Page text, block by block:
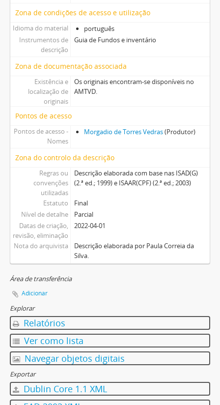
Zona de condições de acesso e utilização
Idioma do material
português
Instrumentos de
descrição
Guia de Fundos e inventário
Zona de documentação associada
Existência e
localização de
originais
Os originais encontram-se disponíveis no
AMTVD.
Pontos de acesso
Pontos de acesso -
Nomes
Morgadio de Torres Vedras(Produtor)
Zona do controlo da descrição
Regras ou
convenções
utilizadas
Descrição elaborada com base nas ISAD(G)
(2.ª ed.; 1999) e ISAAR(CPF) (2.ª ed.; 2003)
Estatuto
Final
Nível de detalhe
Parcial
Datas de criação,
revisão, eliminação
2022-04-01
Nota do arquivista
Descrição elaborada por Paula Correia da
Silva.
Área de transferência
Adicionar
Explorar
Relatórios
Ver como lista
Navegar objetos digitais
Exportar
Dublin Core 1.1 XML